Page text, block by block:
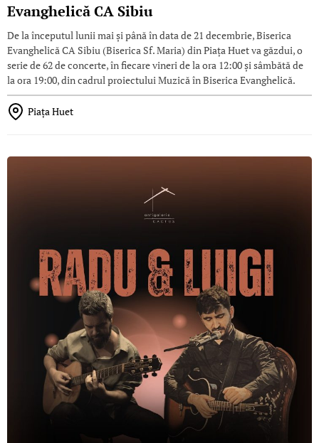
Evanghelică CA Sibiu
De la începutul lunii mai şi până în data de 21 decembrie, Biserica
Evanghelică CA Sibiu (Biserica Sf. Maria) din Piaţa Huet va găzdui, o
serie de 62 de concerte, în fiecare vineri de la ora 12:00 și sâmbătă de
la ora 19:00, din cadrul proiectului Muzică în Biserica Evanghelică.
Piaţa Huet